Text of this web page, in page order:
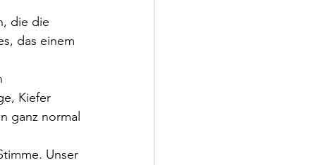
die die
das einem
Kiefer
ganz normal
Unser